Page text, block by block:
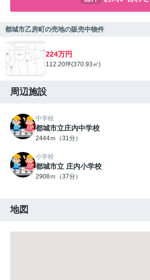
都城市乙房町の売地の販売中物件
224万円
112.20坪(370.93㎡)
周辺施設
中学校
都城市立庄内中学校
2444ｍ（31分）
小学校
都城市立 庄内小学校
2908ｍ（37分）
地図